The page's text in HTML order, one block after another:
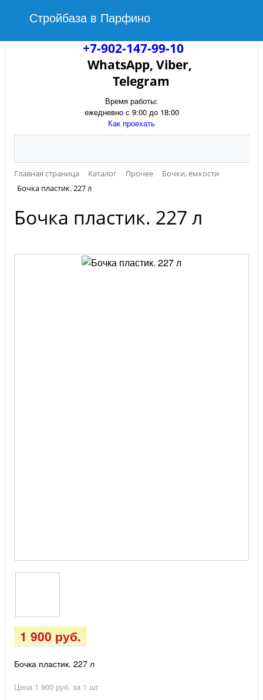
Стройбаза в Парфино
+7-902-147-99-10
WhatsApp, Viber,
Telegram
Время работы:
ежедневно с 9:00 до 18:00
Как проехать
Главная страница Каталог Прочее
Бочки, ёмкости
Бочка пластик. 227 л
Бочка пластик. 227 л
1 900 руб.
Бочка пластик. 227 л
Цена 1 900 руб. за 1 шт